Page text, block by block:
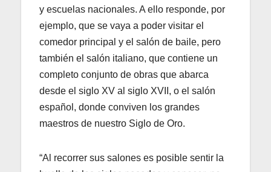
y escuelas nacionales. A ello responde, por
ejemplo, que se vaya a poder visitar el
comedor principal y el salón de baile, pero
también el salón italiano, que contiene un
completo conjunto de obras que abarca
desde el siglo XV al siglo XVII, o el salón
español, donde conviven los grandes
maestros de nuestro Siglo de Oro.
“Al recorrer sus salones es posible sentir la